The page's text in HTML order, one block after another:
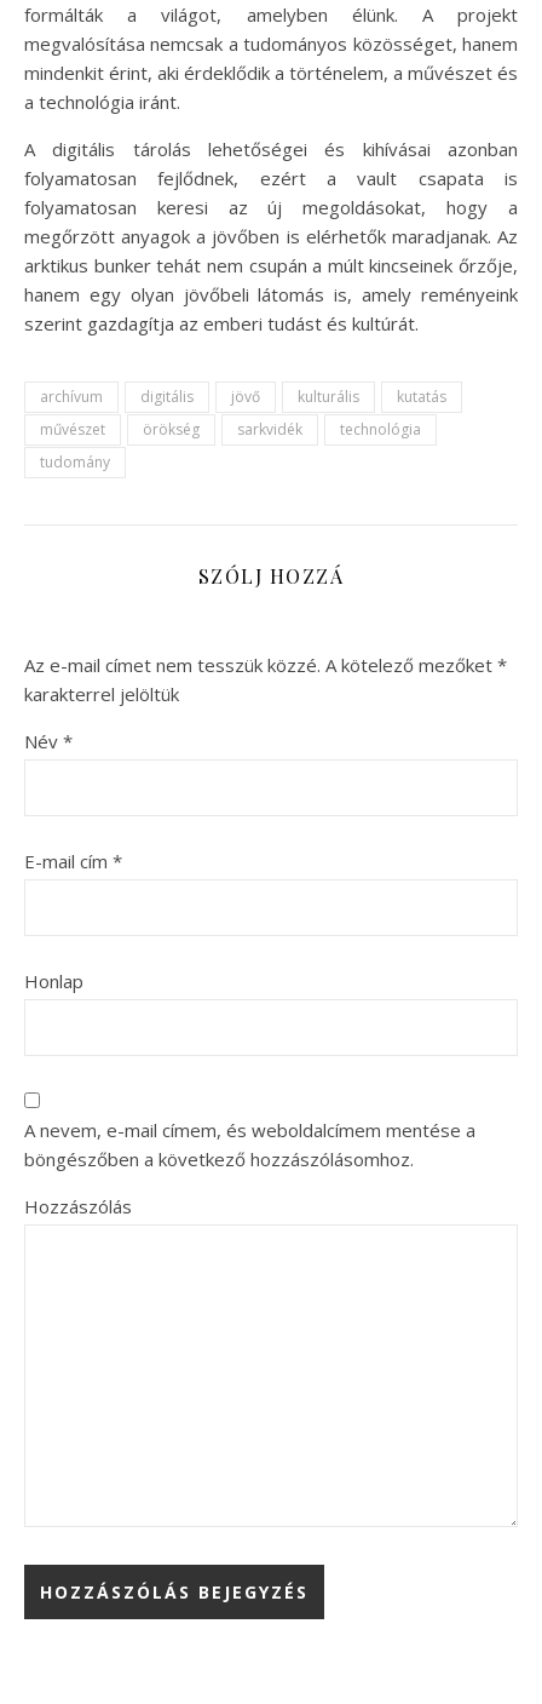
formálták a világot, amelyben élünk. A projekt
megvalósítása nemcsak a tudományos közösséget, hanem
mindenkit érint, aki érdeklődik a történelem, a művészet és
a technológia iránt.
A digitális tárolás lehetőségei és kihívásai azonban
folyamatosan fejlődnek, ezért a vault csapata is
folyamatosan keresi az új megoldásokat, hogy a
megőrzött anyagok a jövőben is elérhetők maradjanak. Az
arktikus bunker tehát nem csupán a múlt kincseinek őrzője,
hanem egy olyan jövőbeli látomás is, amely reményeink
szerint gazdagítja az emberi tudást és kultúrát.
archívum digitális jövő kulturális
kutatás
művészet
örökség sarkvidék
technológia
tudomány
SZÓLJ HOZZÁ
Az e-mail címet nem tesszük közzé. A kötelező mezőket *
karakterrel jelöltük
Név *
E-mail cím *
Honlap
A nevem, e-mail címem, és weboldalcímem mentése a
böngészőben a következő hozzászólásomhoz.
Hozzászólás